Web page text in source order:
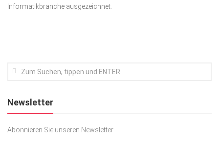
Kunst & Kultur
SACHSEN IN PARIS
Informatikbranche ausgezeichnet.
Newsletter
Abonnieren Sie unseren Newsletter